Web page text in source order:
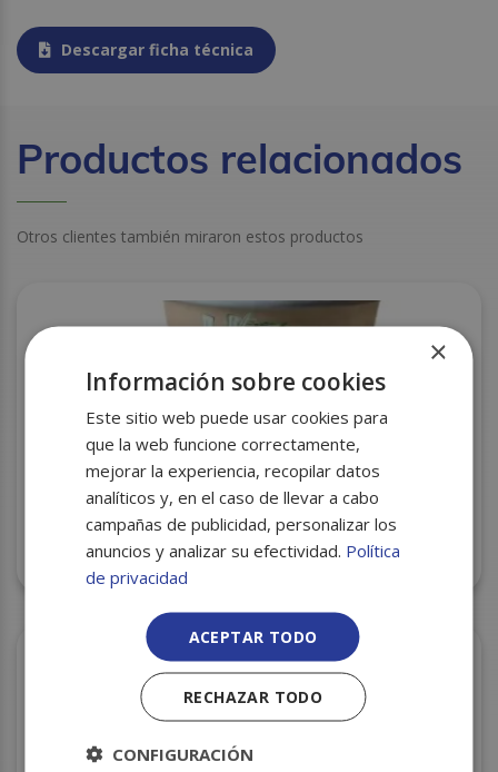
Descargar ficha técnica
Productos relacionados
Otros clientes también miraron estos productos
VASO CARTON MOD. BAMBU 6 OZ PQ.50 C/20
×
Información sobre cookies
Este sitio web puede usar cookies para
que la web funcione correctamente,
mejorar la experiencia, recopilar datos
analíticos y, en el caso de llevar a cabo
campañas de publicidad, personalizar los
anuncios y analizar su efectividad. Política
de privacidad
ACEPTAR TODO
RECHAZAR TODO
CONFIGURACIÓN